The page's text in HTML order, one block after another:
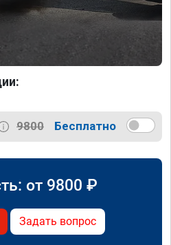
9800 Бесплатно
от 9800 ₽
Задать вопрос